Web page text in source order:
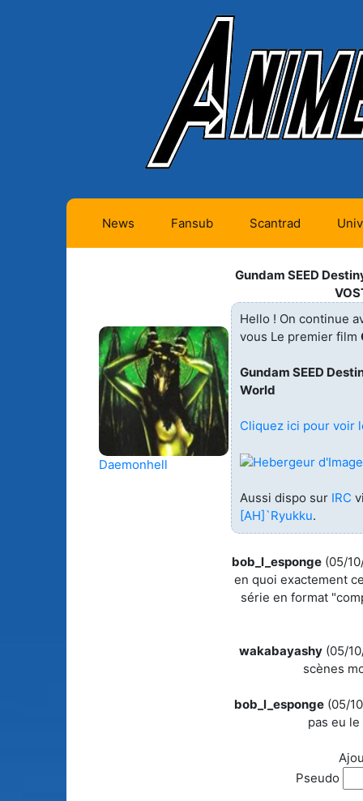
News Fansub
Animes terminés
(334)
Animes licenciés
(256)
Animes abandonnés
(13)
Tous les animes (604)
Scantrad
Mangas en cours
(Privés) (4)
Mangas en cours
Mangas terminés
(Publics) (88)
Mangas en pause
Mangas licenciés
Mangas
(0)
Daemonhell
Gundam SEED
Hello ! On continue
vous Le premier film
Gundam SEED
World
Cliquez ici pour voir
Aussi dispo sur IRC
[AH]`Ryukku.
bob_l_esponge (05/
en quoi exactement
série en format
wakabayashy (05/
scènes
bob_l_esponge (05/
pas eu
Pseudo